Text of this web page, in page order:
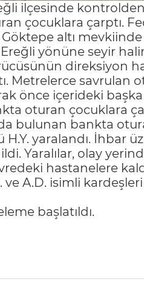
ilçesinde
çocuklara çarptı.
Göktepe altı
yönüne seyir
direksiyon
Metrelerce savrulan
önce içerideki
oturan çocuklara
bulunan bankta
yaralandı. İhbar
Yaralılar, olay
hastanelere
A.D. isimli
başlatıldı.